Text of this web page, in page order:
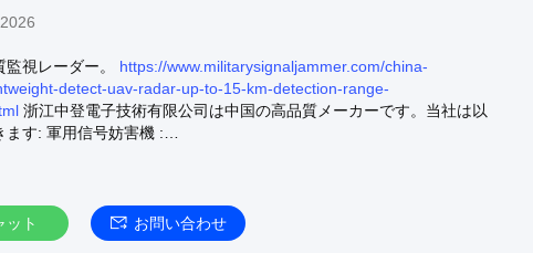
視レーダー。 https://www.militarysignaljammer.com/china-
detect-uav-radar-up-to-15-km-detection-range-
浙江中登電子技術有限公司は中国の高品質メーカーです。当社は以
ます: 軍用信号妨害機 :
害機 :
supplier-portable-drone-jammer-
公式 Web サイトへようこそ :https://www.militarysignaljammer.com
ット お問い合わせ